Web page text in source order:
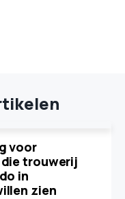
voor
trouwerij
in
zien